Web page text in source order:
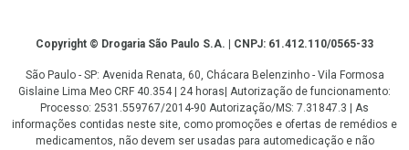
CopyrightCopyright © Drogaria São Paulo S.A. | CNPJ: 61.412.110/0565-33
São Paulo - SP: Avenida Renata, 60, Chácara Belenzinho - Vila Formosa
Gislaine Lima Meo CRF 40.354 | 24 horas| Autorização de funcionamento:
Processo: 2531.559767/2014-90 Autorização/MS: 7.31847.3 | As
informações contidas neste site, como promoções e ofertas de remédios e
medicamentos, não devem ser usadas para automedicação e não